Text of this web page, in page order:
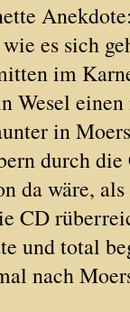
es sich
im
Wesel
in
durch
da wäre,
CD
und total
nach